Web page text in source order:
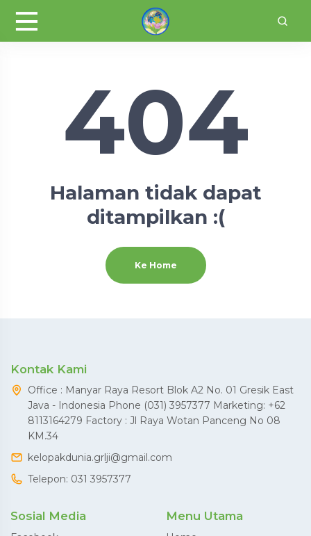
404
Halaman tidak dapat
ditampilkan :(
Ke Home
Kontak Kami
Office : Manyar Raya Resort Blok A2 No. 01 Gresik East
Java - Indonesia Phone (031) 3957377 Marketing: +62
8113164279 Factory : Jl Raya Wotan Panceng No 08
KM.34
kelopakdunia.grlji@gmail.com
Telepon: 031 3957377
Sosial Media Menu Utama